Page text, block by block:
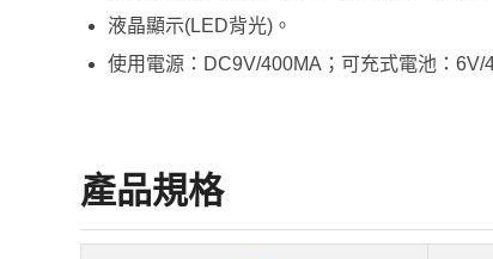
液晶顯示(LED背光)。
使用電源：DC9V/400MA；可充式電池：6V/
產品規格